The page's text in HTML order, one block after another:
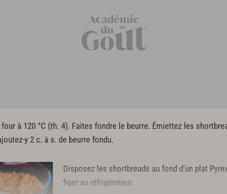
à 120 °C (th. 4). Faites fondre le beurre. Émiettez les
y 2 c. à s. de beurre fondu.
Disposez les shortbreads au fond d’un plat
figer au réfrigérateur.